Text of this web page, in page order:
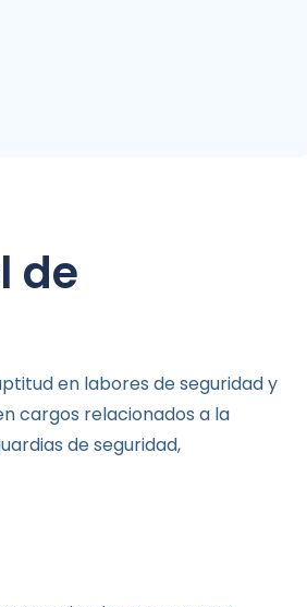
de
en labores de seguridad y
cargos relacionados a la
de seguridad,